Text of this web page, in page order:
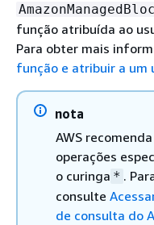
função atribuída ao
Para obter mais
função e atribuir a um
nota
AWS
operações
o curinga * .
consulte
de consulta do